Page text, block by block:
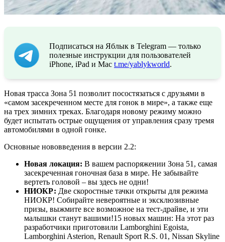
Подписаться на Яблык в Telegram — только
полезные инструкции для пользователей
iPhone, iPad и Mac t.me/yablykworld.
Новая трасса Зона 51 позволит посостязаться с друзьями в
«самом засекреченном месте для гонок в мире», а также еще
на трех зимних треках. Благодаря новому режиму можно
будет испытать острые ощущения от управления сразу тремя
автомобилями в одной гонке.
Основные нововведения в версии 2.2:
Новая локация: В вашем распоряжении Зона 51, самая
засекреченная гоночная база в мире. Не забывайте
вертеть головой – вы здесь не одни!
НИОКР: Две скоростные тачки открыты для режима
НИОКР! Собирайте невероятные и эксклюзивные
призы, выжмите все возможное на тест-драйве, и эти
малышки станут вашими!15 новых машин: На этот раз
разработчики приготовили Lamborghini Egoista,
Lamborghini Asterion, Renault Sport R.S. 01, Nissan Skyline